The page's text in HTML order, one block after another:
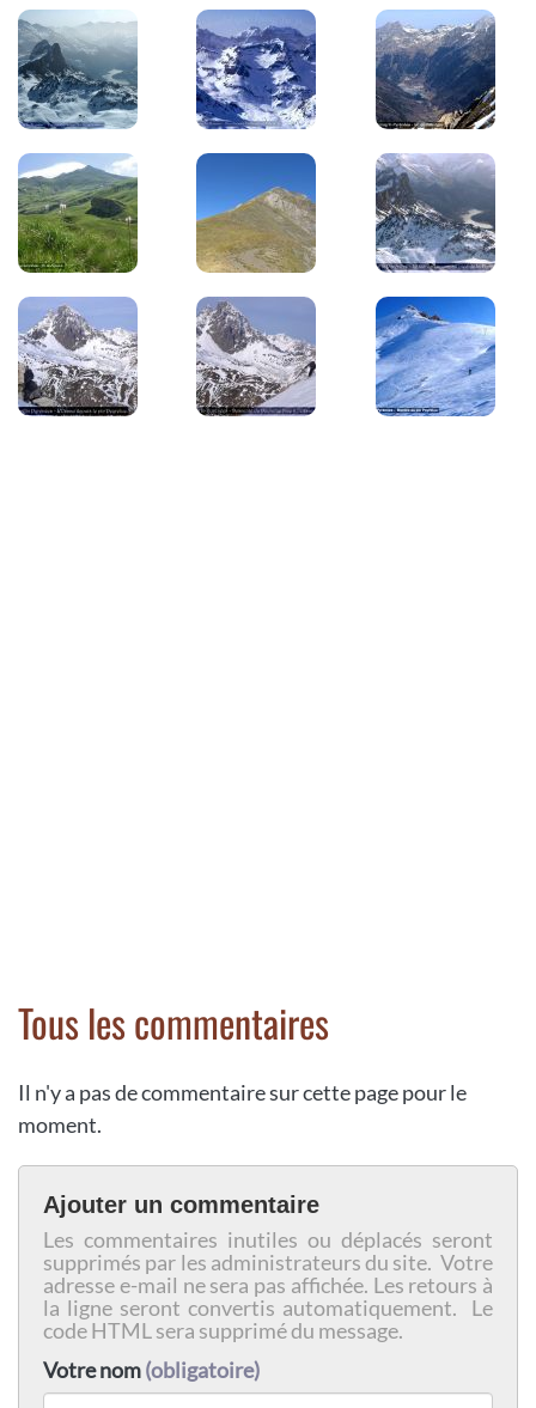
Tous les commentaires
Il n'y a pas de commentaire sur cette page pour le
moment.
Ajouter un commentaire
Les commentaires inutiles ou déplacés seront
supprimés par les administrateurs du site. Votre
adresse e-mail ne sera pas affichée. Les retours à
la ligne seront convertis automatiquement. Le
code HTML sera supprimé du message.
Votre nom(obligatoire)